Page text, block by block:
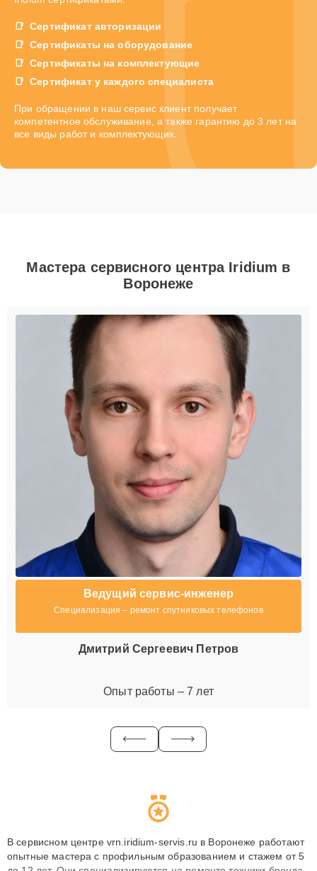
Сертификат авторизации
Сертификаты на оборудование
Сертификаты на комплектующие
Сертификат у каждого специалиста
При обращении в наш сервис клиент получает
компетентное обслуживание, а также гарантию до 3 лет на
все виды работ и комплектующих.
Мастера сервисного центра Iridium в
Воронеже
Ведущий сервис-инженер
Специализация – ремонт спутниковых телефонов
Дмитрий Сергеевич Петров
Опыт работы – 7 лет
В сервисном центре vrn.iridium-servis.ru в Воронеже работают
опытные мастера с профильным образованием и стажем от 5